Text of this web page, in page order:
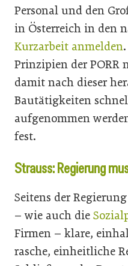
Personal und den
in Österreich in den
Kurzarbeit anmelden
Prinzipien der PORR
damit nach dieser
Bautätigkeiten
aufgenommen
fest.
Strauss: Regierung
Seitens der
– wie auch die
Firmen – klare,
rasche, einheitliche